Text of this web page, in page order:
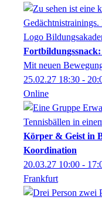
Fortbildungssnack:
Mit neuen
25.02.27 18:30 -
Online
Körper & Geist in
Koordination
20.03.27 10:00 -
Frankfurt